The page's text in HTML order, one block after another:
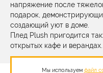
напряжение после
подарок,
создающий уют в доме.
Плед Plush пригодится
открытых кафе и верандах.
Мы используем файл